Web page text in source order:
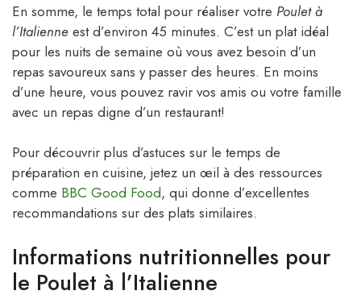
En somme, le temps total pour réaliser votre Poulet à
l’Italienne est d’environ 45 minutes. C’est un plat idéal
pour les nuits de semaine où vous avez besoin d’un
repas savoureux sans y passer des heures. En moins
d’une heure, vous pouvez ravir vos amis ou votre famille
avec un repas digne d’un restaurant!
Pour découvrir plus d’astuces sur le temps de
préparation en cuisine, jetez un œil à des ressources
comme BBC Good Food, qui donne d’excellentes
recommandations sur des plats similaires.
Informations nutritionnelles pour
le Poulet à l’Italienne